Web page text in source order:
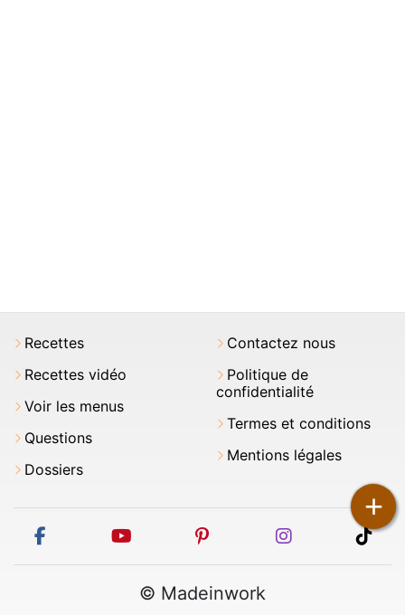
+
Recettes
Recettes vidéo
Voir les menus
Questions
Dossiers
Contactez nous
Politique de
confidentialité
Termes et conditions
Mentions légales
facebook youtube pinterest instagram
© Madeinwork